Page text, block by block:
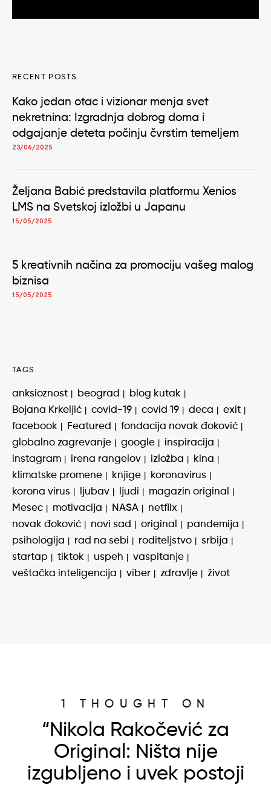
RECENT POSTS
Kako jedan otac i vizionar menja svet
nekretnina: Izgradnja dobrog doma i
odgajanje deteta počinju čvrstim temeljem
23/06/2025
Željana Babić predstavila platformu Xenios
LMS na Svetskoj izložbi u Japanu
15/05/2025
5 kreativnih načina za promociju vašeg malog
biznisa
15/05/2025
TAGS
anksioznost beograd
blog kutak
Bojana Krkeljić
covid-19 covid 19 deca
exit
facebook
Featured
fondacija novak đoković
globalno zagrevanje
google
inspiracija
instagram
irena rangelov izložba
kina
klimatske promene
knjige
koronavirus
korona virus
ljubav ljudi
magazin original
Mesec
motivacija NASA
netflix
novak đoković
novi sad original
pandemija
psihologija
rad na sebi roditeljstvo
srbija
startap
tiktok uspeh
vaspitanje
veštačka inteligencija
viber zdravlje život
1 THOUGHT ON
“Nikola Rakočević za
Original: Ništa nije
izgubljeno i uvek postoji